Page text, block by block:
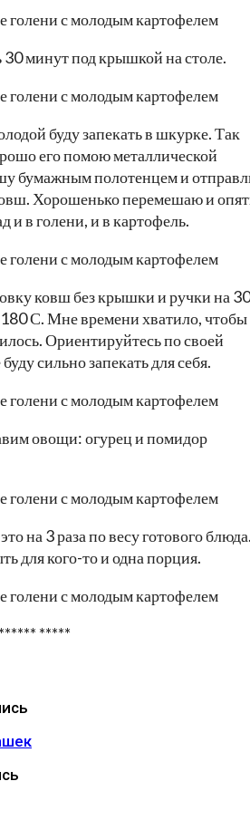
30 минут под крышкой на столе.
буду запекать в шкурке. Так
его помою металлической
бумажным полотенцем и
Хорошенько перемешаю и
и в голени, и в картофель.
ковш без крышки и ручки на 30
С. Мне времени хватило, чтобы
Ориентируйтесь по своей
сильно запекать для себя.
овощи: огурец и помидор
на 3 раза по весу готового
для кого-то и одна порция.
*****